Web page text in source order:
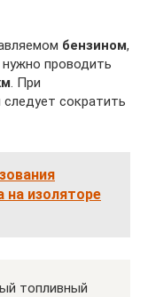
бензином,
проводить
. При
следует сократить
на изоляторе
топливный